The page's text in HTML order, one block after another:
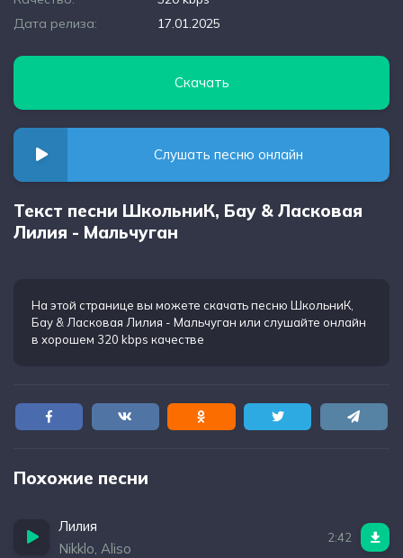
Дата релиза:
17.01.2025
Скачать
Слушать песню онлайн
Текст песни ШкольниК, Бау & Ласковая
Лилия - Мальчуган
На этой странице вы можете скачать песню ШкольниК,
Бау & Ласковая Лилия - Мальчуган или слушайте онлайн
в хорошем 320 kbps качестве
Похожие песни
Лилия
Nikklo, Aliso
2:42